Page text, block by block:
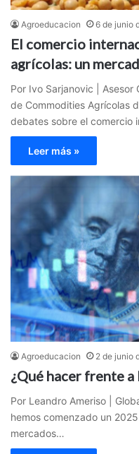
Agroeducacion 6 de junio
El comercio
agrícolas: un
Por Ivo Sarjanovic | Asesor
de Commodities Agrícolas
debates sobre el comercio
Leer más »
Agroeducacion 2 de junio
¿Qué hacer frente
Por Leandro Ameriso |
hemos comenzado un
mercados…